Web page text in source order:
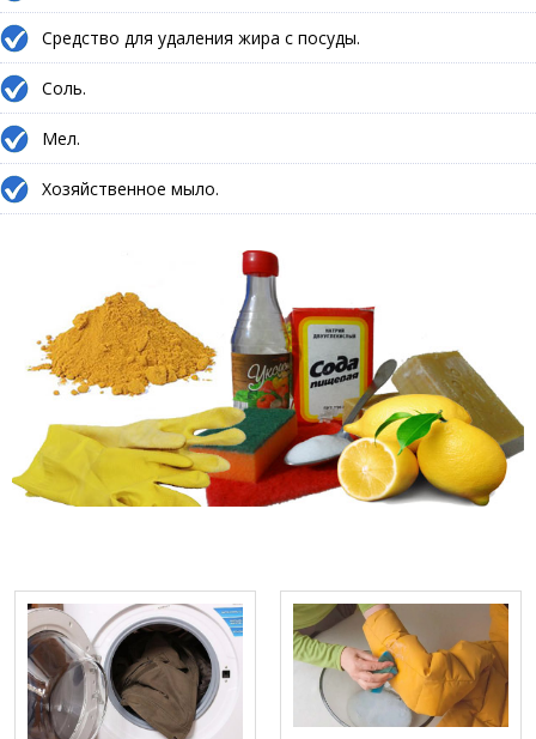
Средство для удаления жира с посуды.
Соль.
Мел.
Хозяйственное мыло.